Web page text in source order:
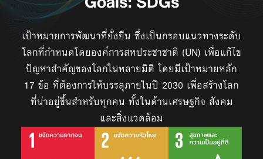
เป้าหมายการพัฒนาที่ยั่งยืน ซึ่งเป็นกรอบแนวทางระดับ
โลกที่กำหนดโดยองค์การสหประชาชาติ (UN) เพื่อแก้ไข
ปัญหาสำคัญของโลกในหลายมิติ โดยมีเป้าหมายหลัก
17 ข้อ ที่ต้องการให้บรรลุภายในปี 2030 เพื่อสร้างโลก
ที่น่าอยู่ขึ้นสำหรับทุกคน ทั้งในด้านเศรษฐกิจ สังคม
และสิ่งแวดล้อม